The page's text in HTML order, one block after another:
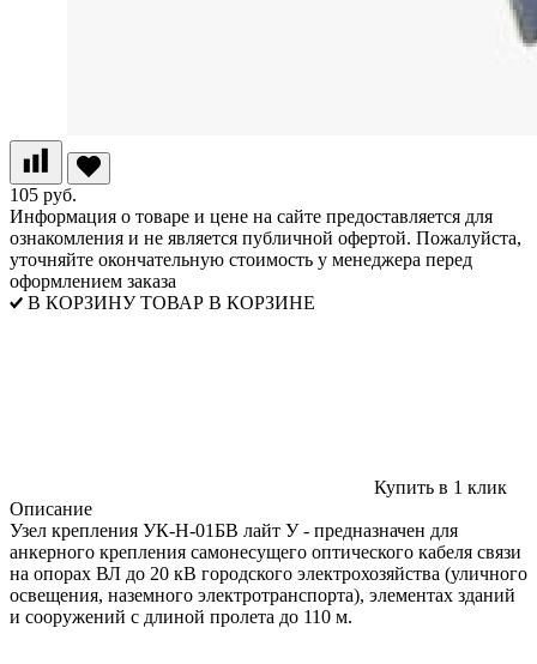
105 руб.
Информация о товаре и цене на сайте предоставляется для
ознакомления и не является публичной офертой. Пожалуйста,
уточняйте окончательную стоимость у менеджера перед
оформлением заказа
В КОРЗИНУ ТОВАР В КОРЗИНЕ
Купить в 1 клик
Описание
Узел крепления УК-Н-01БВ лайт У - предназначен для
анкерного крепления самонесущего оптического кабеля связи
на опорах ВЛ до 20 кВ городского электрохозяйства (уличного
освещения, наземного электротранспорта), элементах зданий
и сооружений с длиной пролета до 110 м.